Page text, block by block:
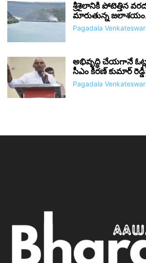
శ్రీశైలానికి పోటెత్తిన
మారుతున్న
Pagadala Venkateswar
అభివృద్ధి చేయగానే
సీఎం కిరణ్ కుమార్ రెడ్డి|
Pagadala Venkateswar